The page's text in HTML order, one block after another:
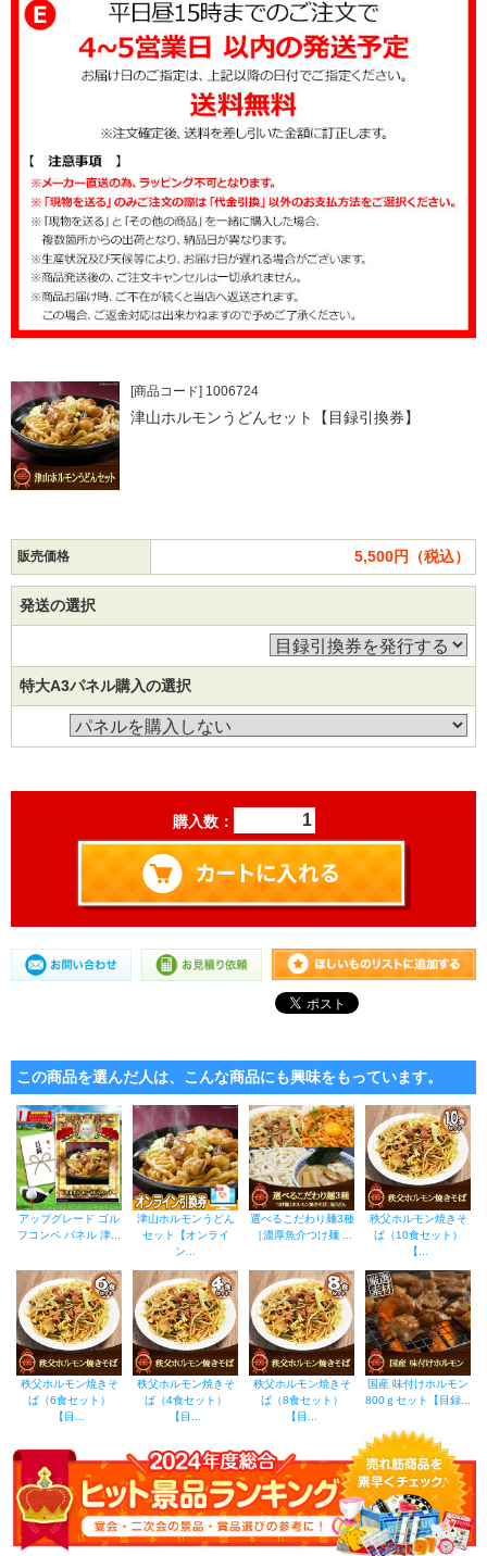
[商品コード] 1006724
津山ホルモンうどんセット【目録引換券】
販売価格 5,500円（税込）
発送の選択
特大A3パネル購入の選択
購入数：
この商品を選んだ人は、こんな商品にも興味をもっています。
アップグレード ゴル
フコンペ パネル 津...
津山ホルモンうどん
セット【オンライ
ン...
選べるこだわり麺3種
［濃厚魚介つけ麺 ...
秩父ホルモン焼きそ
ば（10食セット）
【...
秩父ホルモン焼きそ
ば（6食セット）
【目...
秩父ホルモン焼きそ
ば（4食セット）
【目...
秩父ホルモン焼きそ
ば（8食セット）
【目...
国産 味付けホルモン
800ｇセット【目録...